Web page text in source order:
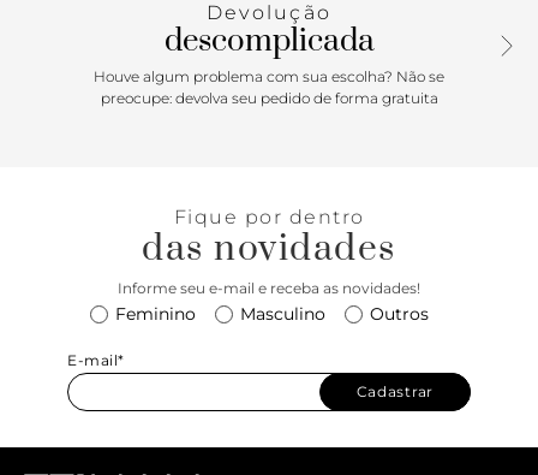
todas as estações! Dimensões (LAC): 8x13x23
Devolução
descomplicada
Houve algum problema com sua escolha? Não se
preocupe: devolva seu pedido de forma gratuita
Fique por dentro
das novidades
Informe seu e-mail e receba as novidades!
Feminino Masculino Outros
E-mail*
Cadastrar